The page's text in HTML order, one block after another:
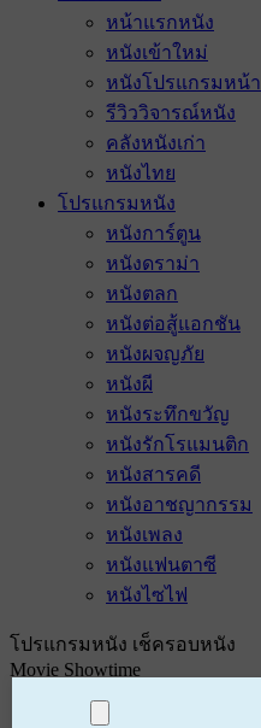
หน้าแรกหนัง
หนังเข้าใหม่
หนังโปรแกรมหน้า
รีวิววิจารณ์หนัง
คลังหนังเก่า
หนังไทย
โปรแกรมหนัง
หนังการ์ตูน
หนังดราม่า
หนังตลก
หนังต่อสู้แอกชัน
หนังผจญภัย
หนังผี
หนังระทึกขวัญ
หนังรักโรแมนติก
หนังสารคดี
หนังอาชญากรรม
หนังเพลง
หนังแฟนตาซี
หนังไซไฟ
โปรแกรมหนัง เช็ครอบหนัง
Movie Showtime